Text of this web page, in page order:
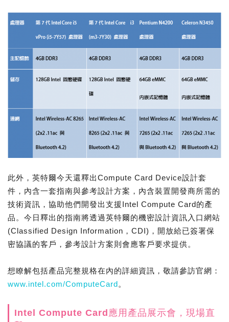
此外，英特爾今天還釋出Compute Card Device設計套
件，內含一套指南與參考設計方案，內含裝置開發商所需的
技術資訊，協助他們開發出支援Intel Compute Card的產
品。今日釋出的指南將透過英特爾的機密設計資訊入口網站
(Classified Design Information，CDI)，開放給已簽署保
密協議的客戶，參考設計方案則會應客戶要求提供。
想瞭解包括產品完整規格在內的詳細資訊，敬請參訪官網：
www.intel.com/ComputeCard。
Intel Compute Card應用產品展示會，現場直